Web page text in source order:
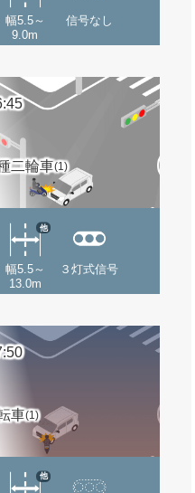
幅5.5～
9.0m
信号なし
二輪車(1)
幅5.5～
13.0m
他
３灯式信号
車(1)
他